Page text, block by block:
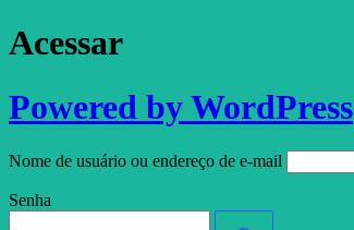
Acessar
Powered by WordPress
Nome de usuário ou endereço de e-mail
Senha